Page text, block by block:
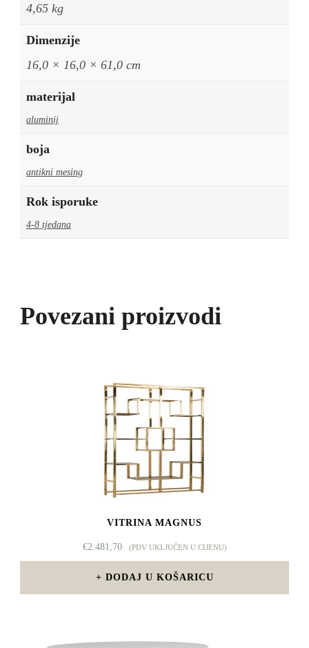
4,65 kg
Dimenzije
16,0 × 16,0 × 61,0 cm
materijal
aluminij
boja
antikni mesing
Rok isporuke
4-8 tjedana
Povezani proizvodi
VITRINA MAGNUS
€2.481,70 (PDV UKLJUČEN U CIJENU)
DODAJ U KOŠARICU